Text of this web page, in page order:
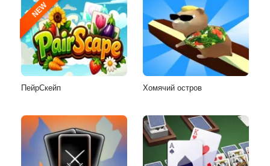
NEW
ПейрСкейп Хомячий остров